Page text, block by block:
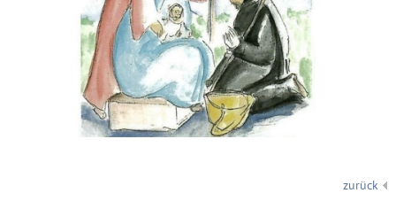
zurück